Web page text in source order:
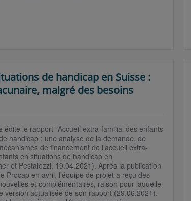
de handicap en Suisse :
malgré des besoins
édite le rapport "Accueil extra-familial des enfants
handicap : une analyse de la demande, de
de financement de l’accueil extra-
en situations de handicap en
et Pestalozzi, 19.04.2021). Après la publication
Procap en avril, l’équipe de projet a reçu des
et complémentaires, raison pour laquelle
version actualisée de son rapport (29.06.2021).